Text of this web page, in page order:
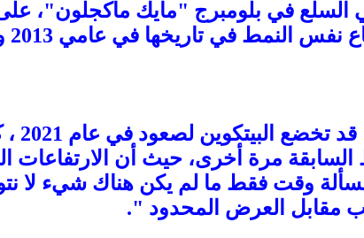
السلع في بلومبرج "مايك ماكجلون"، على
السابقة مرة أخرى، حيث أن الارتفاعات
وقت فقط ما لم يكن هناك شيء لا
مقابل العرض المحدود ".